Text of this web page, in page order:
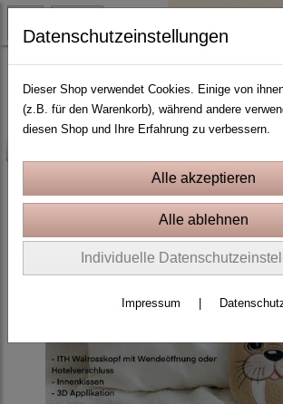
3D Applikation
Datenschutzeinstellungen
Dieser Shop verwendet Cookies. Einige von
(z.B. für den Warenkorb), während andere
diesen Shop und Ihre Erfahrung zu verbessern.
Individuelle
Impressum